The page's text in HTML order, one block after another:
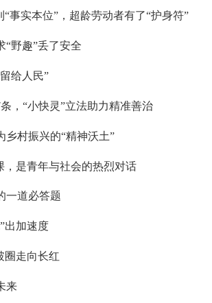
“事实本位”，超龄劳动者有了“护身符”
“野趣”丢了安全
给人民”
，“小快灵”立法助力精准善治
乡村振兴的“精神沃土”
，是青年与社会的热烈对话
一道必答题
出加速度
圈走向长红
来